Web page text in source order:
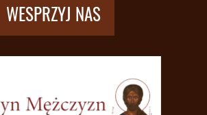
WESPRZYJ NAS